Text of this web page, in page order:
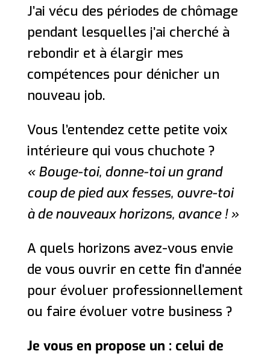
J’ai vécu des périodes de chômage
pendant lesquelles j’ai cherché à
rebondir et à élargir mes
compétences pour dénicher un
nouveau job.
Vous l’entendez cette petite voix
intérieure qui vous chuchote ?
« Bouge-toi, donne-toi un grand
coup de pied aux fesses, ouvre-toi
à de nouveaux horizons, avance ! »
A quels horizons avez-vous envie
de vous ouvrir en cette fin d’année
pour évoluer professionnellement
ou faire évoluer votre business ?
Je vous en propose un : celui de